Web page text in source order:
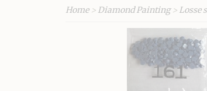
Home> Diamond Painting> Losse